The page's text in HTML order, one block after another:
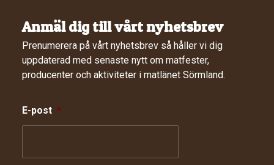
Anmäl dig till vårt nyhetsbrev
Prenumerera på vårt nyhetsbrev så håller vi dig
uppdaterad med senaste nytt om matfester,
producenter och aktiviteter i matlänet Sörmland.
E-post *